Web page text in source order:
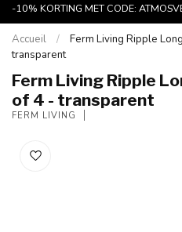
-10% KORTING MET CODE:
Accueil /
Ferm Living Ripple
transparent
Ferm Living Ripple
of 4 - transparent
FERM LIVING